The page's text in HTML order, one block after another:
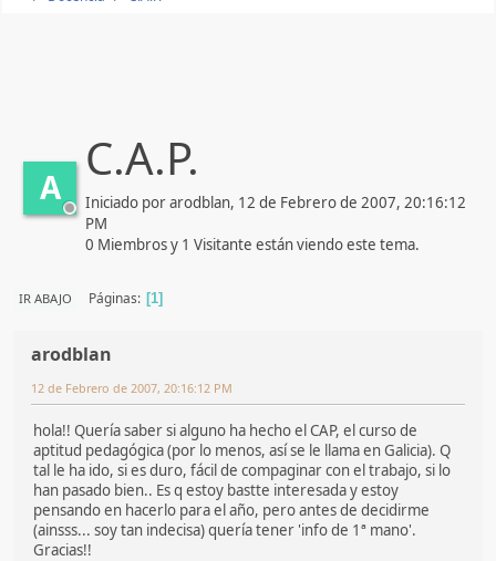
A C.A.P.
Iniciado por arodblan, 12 de Febrero de 2007, 20:16:12
PM
0 Miembros y 1 Visitante están viendo este tema.
IR ABAJO Páginas 1
arodblan
12 de Febrero de 2007, 20:16:12 PM
hola!! Quería saber si alguno ha hecho el CAP, el curso de
aptitud pedagógica (por lo menos, así se le llama en Galicia). Q
tal le ha ido, si es duro, fácil de compaginar con el trabajo, si lo
han pasado bien.. Es q estoy bastte interesada y estoy
pensando en hacerlo para el año, pero antes de decidirme
(ainsss... soy tan indecisa) quería tener 'info de 1ª mano'.
Gracias!!